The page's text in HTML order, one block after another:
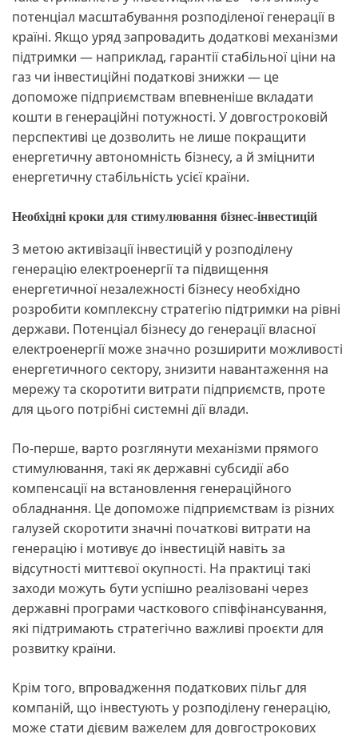
потенціал масштабування розподіленої генерації в
країні. Якщо уряд запровадить додаткові механізми
підтримки — наприклад, гарантії стабільної ціни на
газ чи інвестиційні податкові знижки — це
допоможе підприємствам впевненіше вкладати
кошти в генераційні потужності. У довгостроковій
перспективі це дозволить не лише покращити
енергетичну автономність бізнесу, а й зміцнити
енергетичну стабільність усієї країни.
Необхідні кроки для стимулювання бізнес-інвестицій
З метою активізації інвестицій у розподілену
генерацію електроенергії та підвищення
енергетичної незалежності бізнесу необхідно
розробити комплексну стратегію підтримки на рівні
держави. Потенціал бізнесу до генерації власної
електроенергії може значно розширити можливості
енергетичного сектору, знизити навантаження на
мережу та скоротити витрати підприємств, проте
для цього потрібні системні дії влади.
По-перше, варто розглянути механізми прямого
стимулювання, такі як державні субсидії або
компенсації на встановлення генераційного
обладнання. Це допоможе підприємствам із різних
галузей скоротити значні початкові витрати на
генерацію і мотивує до інвестицій навіть за
відсутності миттєвої окупності. На практиці такі
заходи можуть бути успішно реалізовані через
державні програми часткового співфінансування,
які підтримають стратегічно важливі проєкти для
розвитку країни.
Крім того, впровадження податкових пільг для
компаній, що інвестують у розподілену генерацію,
може стати дієвим важелем для довгострокових